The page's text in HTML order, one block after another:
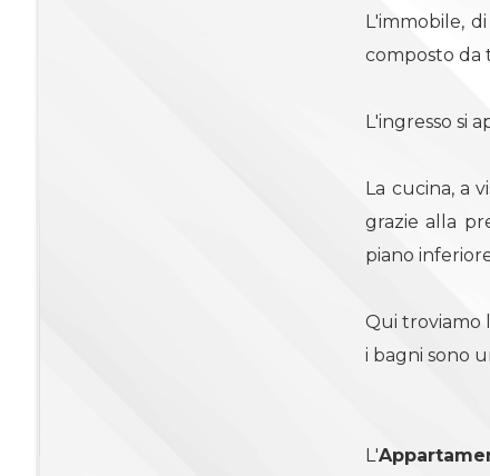
L'immobile,
composto da
L'ingresso si
La cucina, a
grazie alla
piano
Qui troviamo
i bagni sono
L'